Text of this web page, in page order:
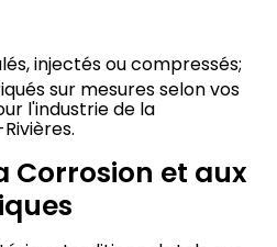
injectés ou compressés;
sur mesures selon vos
l'industrie de la
Corrosion et aux